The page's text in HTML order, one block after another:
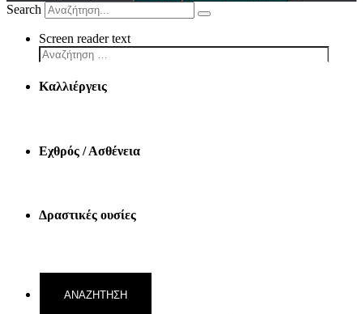
Search
Screen reader text
Καλλιέργεις
Εχθρός / Ασθένεια
Δραστικές ουσίες